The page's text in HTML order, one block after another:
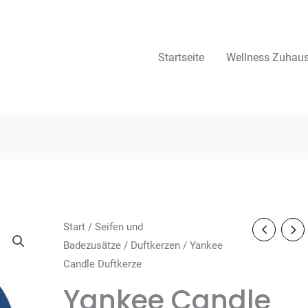
Startseite Wellness
Start/ Seifen und
Badezusätze/ Duftkerzen/ Yankee
Candle Duftkerze